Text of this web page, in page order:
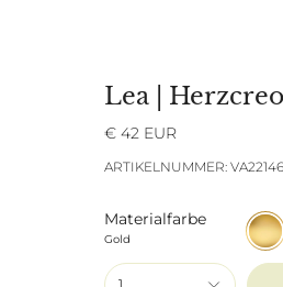
Lea |
€ 42 EUR
ARTIKELNUMMER: VA22146
Materialfarbe
Gold
Gold
1